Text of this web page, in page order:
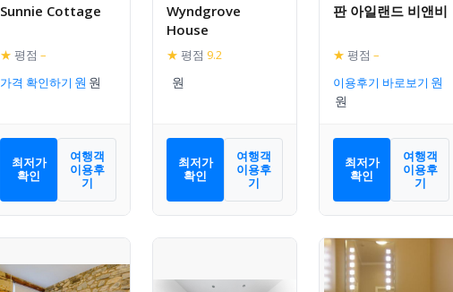
Sunnie Cottage
★ 평점 –
가격 확인하기
최저가
확인
여행객
이용후
기
Wyndgrove
House
★ 평점 9.2
최저가
확인
여행객
이용후
기
판 아일랜드 비앤비
★ 평점 –
이용후기 바로보기
최저가
확인
여행객
이용후
기